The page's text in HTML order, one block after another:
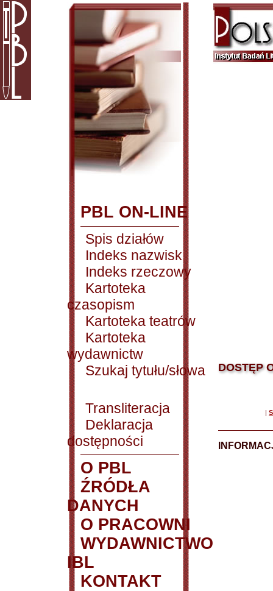
PBL ON-LINE
Spis działów
Indeks nazwisk
Indeks rzeczowy
Kartoteka
czasopism
Kartoteka teatrów
Kartoteka
wydawnictw
Szukaj tytułu/słowa
Transliteracja
Deklaracja
dostępności
O PBL
ŹRÓDŁA
DANYCH
O PRACOWNI
WYDAWNICTWO
IBL
KONTAKT
DOSTĘP
|